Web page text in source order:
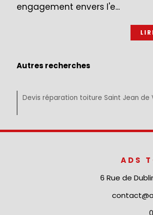
engagement envers l'e...
Autres recherches
Devis réparation toiture Saint Jean de
ADS
6 Rue de